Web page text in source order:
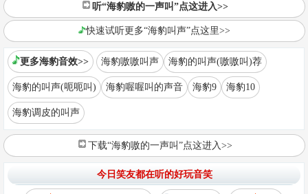
听“海豹嗷的一声叫”点这进入>>
快速试听更多“海豹叫声”点这里>>
更多海豹音效>> 海豹嗷嗷叫声 海豹的叫声(嗷嗷叫)荐
海豹的叫声(呃呃叫) 海豹喔喔叫的声音 海豹9 海豹10
海豹调皮的叫声
下载“海豹嗷的一声叫”点这进入>>
今日笑友都在听的好玩音笑